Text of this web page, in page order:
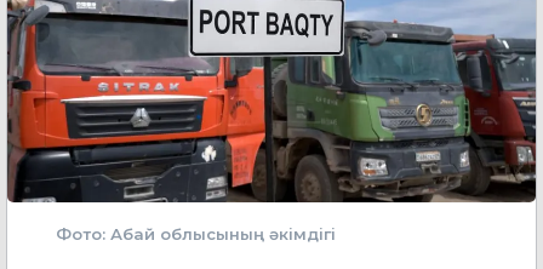
Фото: Абай облысының әкімдігі